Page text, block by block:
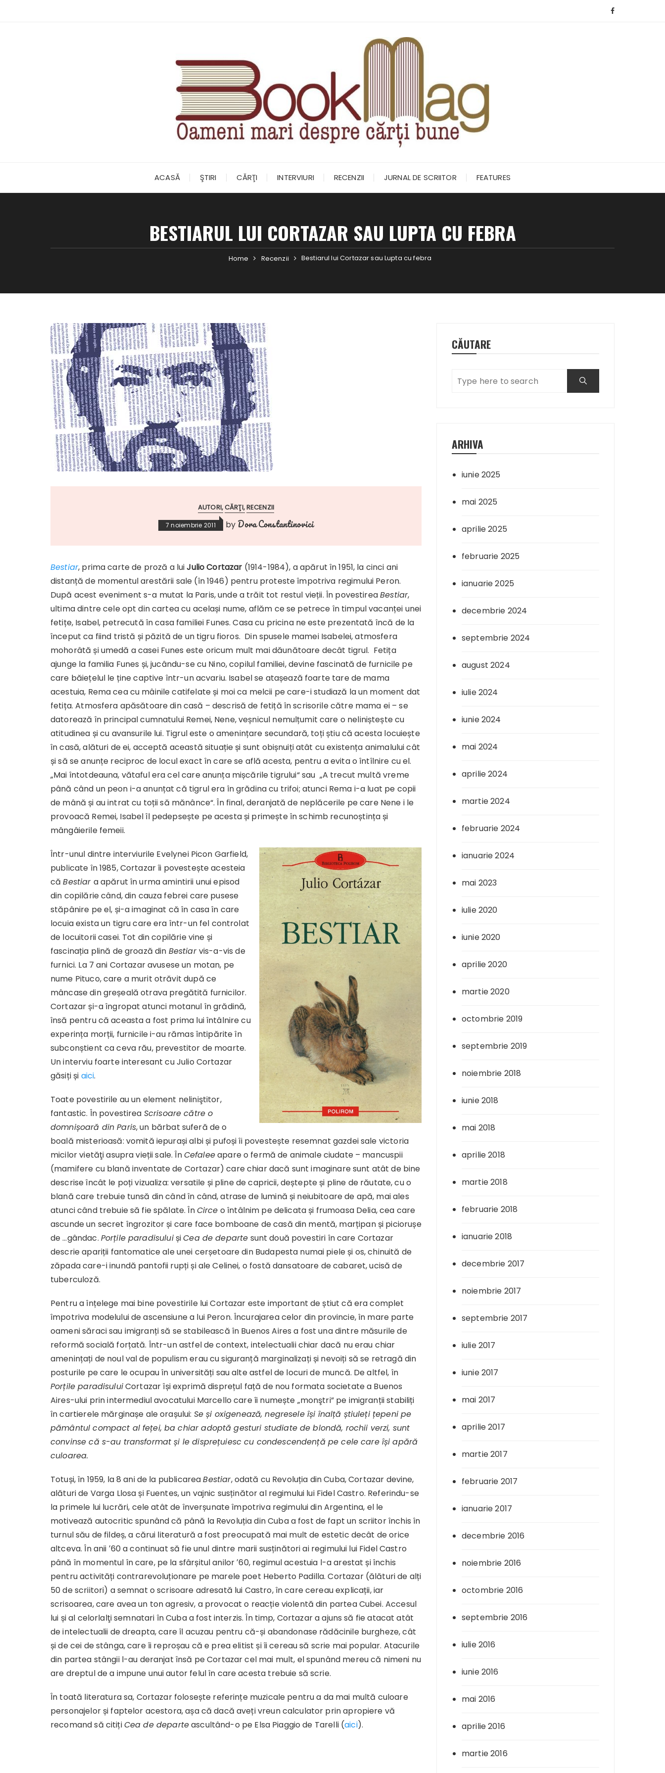
ACASĂ ŞTIRI CĂRŢI INTERVIURI RECENZII JURNAL DE SCRIITOR FEATURES
BESTIARUL LUI CORTAZAR SAU LUPTA CU FEBRA
Home Recenzii Bestiarul lui Cortazar sau Lupta cu febra
AUTORI CĂRŢI RECENZII
7 noiembrie 2011 by Dora Constantinovici
Bestiar, prima carte de proză a luiJulio Cortazar (1914-1984), a apărut în 1951, la cinci ani
distanță de momentul arestării sale (în 1946) pentru proteste împotriva regimului Peron.
După acest eveniment s-a mutat la Paris, unde a trăit tot restul vieții. În povestireaBestiar,
ultima dintre cele opt din cartea cu același nume, aflăm ce se petrece în timpul vacanței unei
fetițe, Isabel, petrecută în casa familiei Funes. Casa cu pricina ne este prezentată încă de la
început ca fiind tristă și păzită de un tigru fioros. Din spusele mamei Isabelei, atmosfera
mohorâtă și umedă a casei Funes este oricum mult mai dăunătoare decât tigrul. Fetița
ajunge la familia Funes și, jucându-se cu Nino, copilul familiei, devine fascinată de furnicile pe
care băiețelul le ține captive într-un acvariu. Isabel se atașează foarte tare de mama
acestuia, Rema cea cu mâinile catifelate și moi ca melcii pe care-i studiază la un moment dat
fetița. Atmosfera apăsătoare din casă – descrisă de fetiță în scrisorile către mama ei – se
datorează în principal cumnatului Remei, Nene, veșnicul nemulțumit care o neliniștește cu
atitudinea și cu avansurile lui. Tigrul este o amenințare secundară, toți știu că acesta locuiește
în casă, alături de ei, acceptă această situație și sunt obișnuiți atât cu existența animalului cât
și să se anunțe reciproc de locul exact în care se află acesta, pentru a evita o întîlnire cu el.
„Mai întotdeauna, vătaful era cel care anunța mișcările tigrului“ sau „A trecut multă vreme
până când un peon i-a anunțat că tigrul era în grădina cu trifoi; atunci Rema i-a luat pe copii
de mână și au intrat cu toții să mănânce“. În final, deranjată de neplăcerile pe care Nene i le
provoacă Remei, Isabel îl pedepsește pe acesta și primește în schimb recunoștința și
mângâierile femeii.
Într-unul dintre interviurile Evelynei Picon Garfield,
publicate în 1985, Cortazar îi povestește acesteia
căBestiar a apărut în urma amintirii unui episod
din copilărie când, din cauza febrei care pusese
stăpânire pe el, și-a imaginat că în casa în care
locuia exista un tigru care era într-un fel controlat
de locuitorii casei. Tot din copilărie vine și
fascinația plină de groază din Bestiarvis-a-vis de
furnici. La 7 ani Cortazar avusese un motan, pe
nume Pituco, care a murit otrăvit după ce
mâncase din greșeală otrava pregătită furnicilor.
Cortazar și-a îngropat atunci motanul în grădină,
însă pentru că aceasta a fost prima lui întâlnire cu
experința morții, furnicile i-au rămas întipărite în
subconștient ca ceva rău, prevestitor de moarte.
Un interviu foarte interesant cu Julio Cortazar
găsiți și aici.
Toate povestirile au un element neliniştitor,
fantastic. În povestirea Scrisoare către o
domnișoară din Paris, un bărbat suferă de o
boală misterioasă: vomită iepurași albi și pufoși îi povestește resemnat gazdei sale victoria
micilor vietăţi asupra vieții sale. ÎnCefaleeapare o fermă de animale ciudate – mancuspii
(mamifere cu blană inventate de Cortazar) care chiar dacă sunt imaginare sunt atât de bine
descrise încât le poți vizualiza: versatile și pline de capricii, deștepte și pline de răutate, cu o
blană care trebuie tunsă din când în când, atrase de lumină și neiubitoare de apă, mai ales
atunci când trebuie să fie spălate. ÎnCirce o întâlnim pe delicata și frumoasa Delia, cea care
ascunde un secret îngrozitor și care face bomboane de casă din mentă, marțipan și piciorușe
de …gândac. Porțile paradisuluișiCea de departe sunt două povestiri în care Cortazar
descrie apariții fantomatice ale unei cerșetoare din Budapesta numai piele și os, chinuită de
zăpada care-i inundă pantofii rupți și ale Celinei, o fostă dansatoare de cabaret, ucisă de
tuberculoză.
Pentru a înțelege mai bine povestirile lui Cortazar este important de știut că era complet
împotriva modelului de ascensiune a lui Peron. Încurajarea celor din provincie, în mare parte
oameni săraci sau imigranți să se stabilească în Buenos Aires a fost una dintre măsurile de
reformă socială forțată. Într-un astfel de context, intelectualii chiar dacă nu erau chiar
amenințați de noul val de populism erau cu siguranță marginalizați și nevoiți să se retragă din
posturile pe care le ocupau în universități sau alte astfel de locuri de muncă. De altfel, în
Porțile paradisuluiCortazar își exprimă disprețul față de nou formata societate a Buenos
Aires-ului prin intermediul avocatului Marcello care îi numește „monştri” pe imigranții stabiliți
în cartierele mărginașe ale orașului: Se și oxigenează, negresele își înalță știuleți țepeni pe
pământul compact al feței, ba chiar adoptă gesturi studiate de blondă, rochii verzi, sunt
convinse că s-au transformat și le disprețuiesc cu condescendență pe cele care își apără
culoarea.
Totuși, în 1959, la 8 ani de la publicareaBestiar, odată cu Revoluția din Cuba, Cortazar devine,
alături de Varga Llosa și Fuentes, un vajnic susținător al regimului lui Fidel Castro. Referindu-se
la primele lui lucrări, cele atât de înverșunate împotriva regimului din Argentina, el le
motivează autocritic spunând că până la Revoluția din Cuba a fost de fapt un scriitor închis în
turnul său de fildeș, a cărui literatură a fost preocupată mai mult de estetic decât de orice
altceva. În anii ʼ60 a continuat să fie unul dintre marii susținători ai regimului lui Fidel Castro
până în momentul în care, pe la sfârșitul anilor ʼ60, regimul acestuia l-a arestat și închis
pentru activități contrarevoluționare pe marele poet Heberto Padilla. Cortazar (ălături de alți
50 de scriitori) a semnat o scrisoare adresată lui Castro, în care cereau explicații, iar
scrisoarea, care avea un ton agresiv, a provocat o reacție violentă din partea Cubei. Accesul
lui și al celorlalţi semnatari în Cuba a fost interzis. În timp, Cortazar a ajuns să fie atacat atât
de intelectualii de dreapta, care îl acuzau pentru că-și abandonase rădăcinile burgheze, cât
și de cei de stânga, care îi reproșau că e prea elitist și îi cereau să scrie mai popular. Atacurile
din partea stângii l-au deranjat însă pe Cortazar cel mai mult, el spunând mereu că nimeni nu
are dreptul de a impune unui autor felul în care acesta trebuie să scrie.
În toată literatura sa, Cortazar folosește referințe muzicale pentru a da mai multă culoare
personajelor și faptelor acestora, așa că dacă aveți vreun calculator prin apropiere vă
recomand să citițiCea de departeascultând-o pe Elsa Piaggio de Tarelli (aici).
CĂUTARE
ARHIVA
iunie 2025
mai 2025
aprilie 2025
februarie 2025
ianuarie 2025
decembrie 2024
septembrie 2024
august 2024
iulie 2024
iunie 2024
mai 2024
aprilie 2024
martie 2024
februarie 2024
ianuarie 2024
mai 2023
iulie 2020
iunie 2020
aprilie 2020
martie 2020
octombrie 2019
septembrie 2019
noiembrie 2018
iunie 2018
mai 2018
aprilie 2018
martie 2018
februarie 2018
ianuarie 2018
decembrie 2017
noiembrie 2017
septembrie 2017
iulie 2017
iunie 2017
mai 2017
aprilie 2017
martie 2017
februarie 2017
ianuarie 2017
decembrie 2016
noiembrie 2016
octombrie 2016
septembrie 2016
iulie 2016
iunie 2016
mai 2016
aprilie 2016
martie 2016